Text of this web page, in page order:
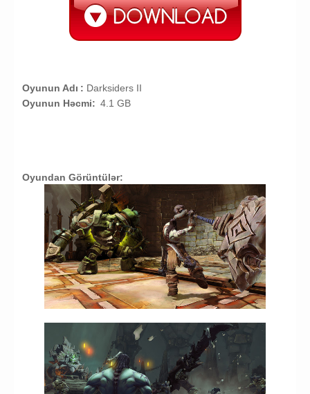
Oyunun Adı : Darksiders II
Oyunun Həcmi: 4.1 GB
Oyundan Görüntülər: